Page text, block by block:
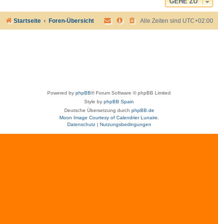
Startseite Foren-Übersicht Alle Zeiten sind UTC+02:00
Powered by phpBB® Forum Software © phpBB Limited
Style by phpBB Spain
Deutsche Übersetzung durch phpBB.de
Moon Image Courtesy of Calendrier Lunaire.
Datenschutz| Nutzungsbedingungen